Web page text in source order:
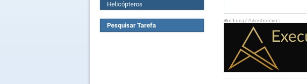
Helicópteros
Pesquisar Tarefa